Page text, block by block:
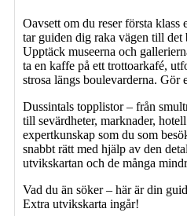
Oavsett om du reser första klass
tar guiden dig raka vägen till det
Upptäck museerna och
ta en kaffe på ett trottoarkafé,
strosa längs boulevarderna.
Dussintals topplistor – från
till sevärdheter, marknader,
expertkunskap som du som
snabbt rätt med hjälp av den
utvikskartan och de många
Vad du än söker – här är din
Extra utvikskarta ingår!